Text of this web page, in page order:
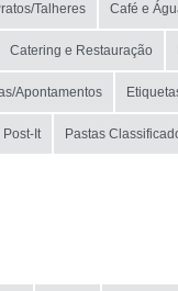
Talheres Café e
Catering e Restauração
Apontamentos
Post-It Pastas